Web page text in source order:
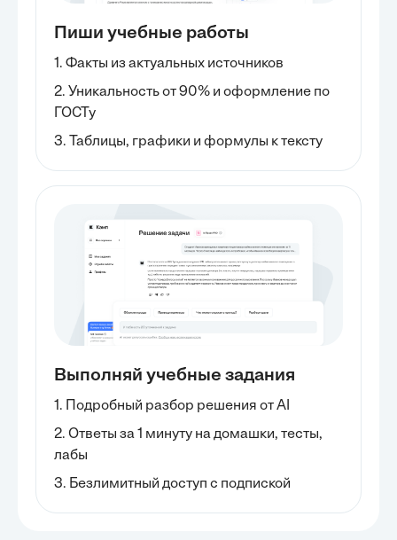
Пиши учебные работы
1. Факты из актуальных источников
2. Уникальность от 90% и оформление по
ГОСТу
3. Таблицы, графики и формулы к тексту
Выполняй учебные задания
1. Подробный разбор решения от AI
2. Ответы за 1 минуту на домашки, тесты,
лабы
3. Безлимитный доступ с подпиской